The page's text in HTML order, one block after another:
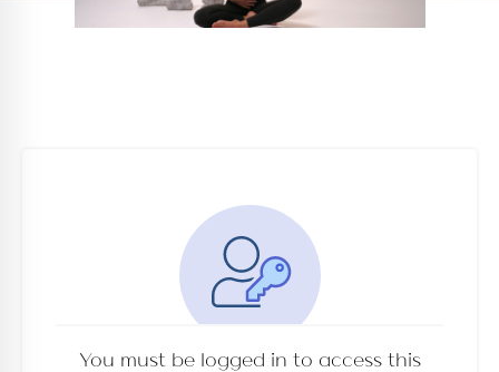
You must be logged in to access this